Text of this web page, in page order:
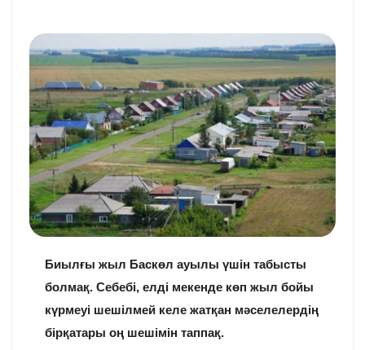
Биылғы жыл Баскөл ауылы үшін табысты
болмақ. Себебі, елді мекенде көп жыл бойы
күрмеуі шешілмей келе жатқан мәселелердің
бірқатары оң шешімін таппақ.